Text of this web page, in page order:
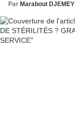
Par Marabout DJEMEY